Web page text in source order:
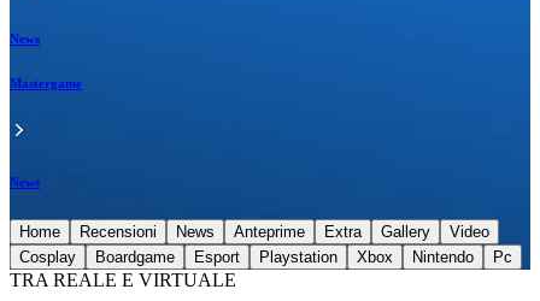
News
Mastergame
News
Home Recensioni News Anteprime Extra Gallery
Video
Cosplay
Boardgame Esport Playstation Xbox Nintendo Pc
TRA REALE E VIRTUALE